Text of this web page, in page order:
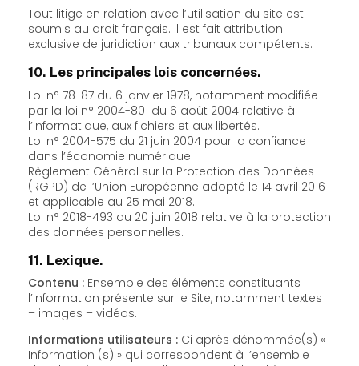
Tout litige en relation avec l’utilisation du site est
soumis au droit français. Il est fait attribution
exclusive de juridiction aux tribunaux compétents.
10. Les principales lois concernées.
Loi n° 78-87 du 6 janvier 1978, notamment modifiée
par la loi n° 2004-801 du 6 août 2004 relative à
l’informatique, aux fichiers et aux libertés.
Loi n° 2004-575 du 21 juin 2004 pour la confiance
dans l’économie numérique.
Règlement Général sur la Protection des Données
(RGPD) de l’Union Européenne adopté le 14 avril 2016
et applicable au 25 mai 2018.
Loi n° 2018-493 du 20 juin 2018 relative à la protection
des données personnelles.
11. Lexique.
Contenu : Ensemble des éléments constituants
l’information présente sur le Site, notamment textes
– images – vidéos.
Informations utilisateurs : Ci après dénommée(s) «
Information (s) » qui correspondent à l’ensemble